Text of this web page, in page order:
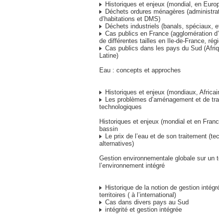
Historiques et enjeux (mondial, en
Déchets ordures ménagères
d’habitations et DMS)
Déchets industriels (banals, spéciaux,
Cas publics en France (agglomération
de différentes tailles en Ile-de-France,
Cas publics dans les pays du Sud
Latine)
Eau : concepts et approches
Historiques et enjeux (mondiaux,
Les problèmes d’aménagement et de
technologiques
Historiques et enjeux (mondial et en
bassin
Le prix de l’eau et de son traitement
alternatives)
Gestion environnementale globale sur un
l’environnement intégré
Historique de la notion de gestion
territoires ( à l’international)
Cas dans divers pays au Sud
intégrité et gestion intégrée